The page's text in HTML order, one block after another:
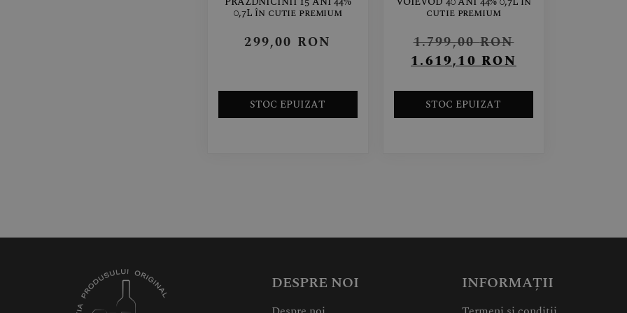
0,7L în cutie premium
299,00 RON
STOC EPUIZAT
cutie premium
1.799,00RON
1.619,10RON
STOC EPUIZAT
DESPRE NOI INFORMAȚII